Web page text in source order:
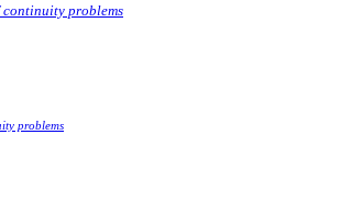
problems
problems